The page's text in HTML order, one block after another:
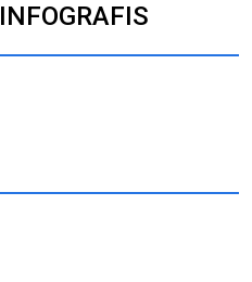
INFOGRAFIS